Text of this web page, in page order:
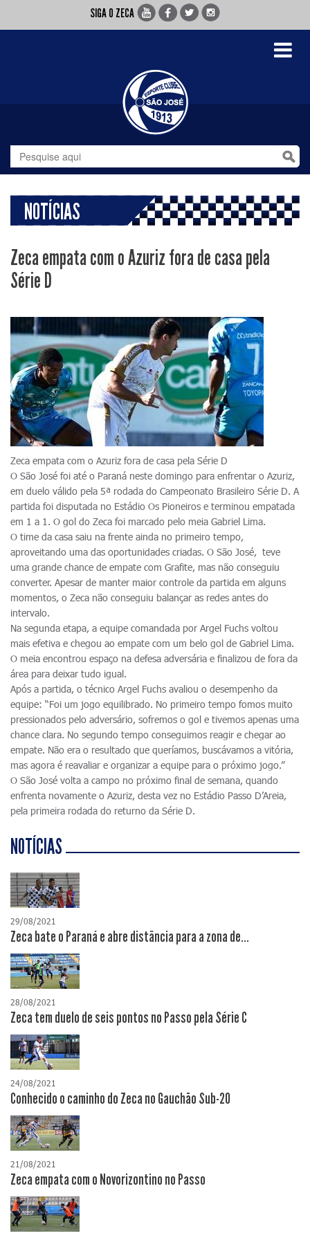
SIGA O ZECA
Toggle
NOTÍCIAS
Zeca empata com o Azuriz fora de casa pela
Série D
Zeca empata com o Azuriz fora de casa pela Série D
O São José foi até o Paraná neste domingo para enfrentar o Azuriz,
em duelo válido pela 5ª rodada do Campeonato Brasileiro Série D. A
partida foi disputada no Estádio Os Pioneiros e terminou empatada
em 1 a 1. O gol do Zeca foi marcado pelo meia Gabriel Lima.
O time da casa saiu na frente ainda no primeiro tempo,
aproveitando uma das oportunidades criadas. O São José, teve
uma grande chance de empate com Grafite, mas não conseguiu
converter. Apesar de manter maior controle da partida em alguns
momentos, o Zeca não conseguiu balançar as redes antes do
intervalo.
Na segunda etapa, a equipe comandada por Argel Fuchs voltou
mais efetiva e chegou ao empate com um belo gol de Gabriel Lima.
O meia encontrou espaço na defesa adversária e finalizou de fora da
área para deixar tudo igual.
Após a partida, o técnico Argel Fuchs avaliou o desempenho da
equipe: “Foi um jogo equilibrado. No primeiro tempo fomos muito
pressionados pelo adversário, sofremos o gol e tivemos apenas uma
chance clara. No segundo tempo conseguimos reagir e chegar ao
empate. Não era o resultado que queríamos, buscávamos a vitória,
mas agora é reavaliar e organizar a equipe para o próximo jogo.”
O São José volta a campo no próximo final de semana, quando
enfrenta novamente o Azuriz, desta vez no Estádio Passo D’Areia,
pela primeira rodada do returno da Série D.
NOTÍCIAS
29/08/2021
Zeca bate o Paraná e abre distância para a zona de...
28/08/2021
Zeca tem duelo de seis pontos no Passo pela Série C
24/08/2021
Conhecido o caminho do Zeca no Gauchão Sub-20
21/08/2021
Zeca empata com o Novorizontino no Passo